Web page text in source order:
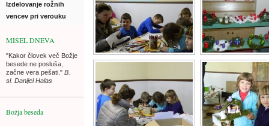
Izdelovanje rožnih
vencev pri verouku
MISEL DNEVA
"Kakor človek več Božje
besede ne posluša,
začne vera pešati." B.
sl. Danijel Halas
Božja beseda